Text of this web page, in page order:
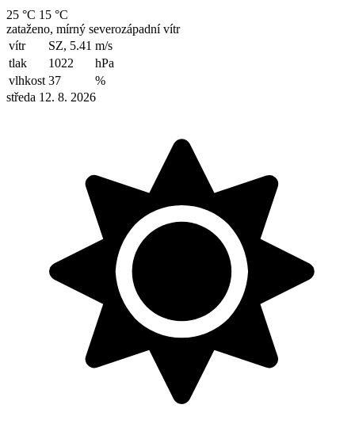
25 °C 15 °C
zataženo, mírný severozápadní vítr
vítr
SZ, 5.41 m/s
tlak
1022
hPa
vlhkost 37
%
středa 12. 8. 2026